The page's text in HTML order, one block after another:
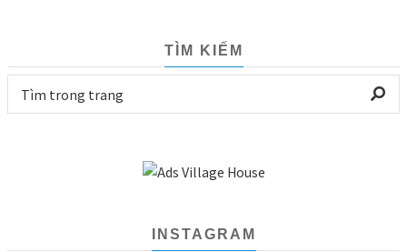
TÌM KIẾM
INSTAGRAM